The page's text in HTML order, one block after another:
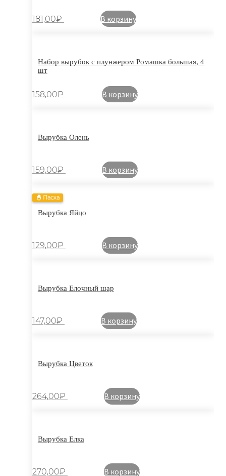
181,00₽ В корзину
Набор вырубок с плунжером Ромашка большая, 4
шт
158,00₽ В корзину
Вырубка Олень
159,00₽ В корзину
🐣 Пасха
Вырубка Яйцо
129,00₽ В корзину
Вырубка Елочный шар
147,00₽ В корзину
Вырубка Цветок
264,00₽ В корзину
Вырубка Елка
270,00₽ В корзину